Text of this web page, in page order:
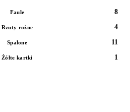
Faule
8
Rzuty rożne
4
Spalone
11
Żółte kartki 1